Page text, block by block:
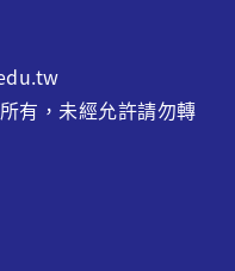
有，未經允許請勿轉